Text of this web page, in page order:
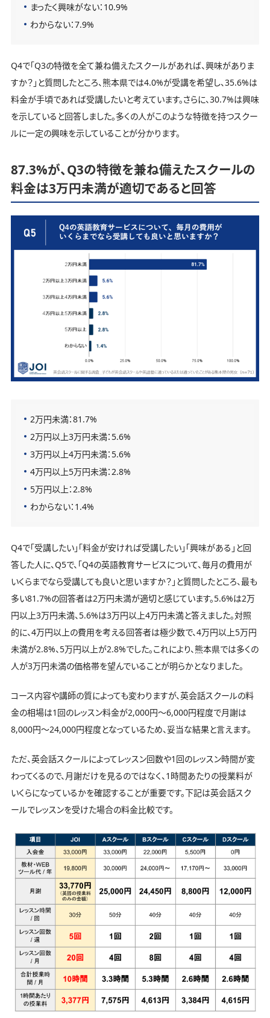
まったく興味がない：10.9%
わからない：7.9%
Q4で「Q3の特徴を全て兼ね備えたスクールがあれば、興味がありま
すか？」と質問したところ、熊本県では4.0%が受講を希望し、35.6%は
料金が手頃であれば受講したいと考えています。さらに、30.7%は興味
を示していると回答しました。多くの人がこのような特徴を持つスクー
ルに一定の興味を示していることが分かります。
87.3%が、Q3の特徴を兼ね備えたスクールの
料金は3万円未満が適切であると回答
2万円未満：81.7%
2万円以上3万円未満：5.6%
3万円以上4万円未満：5.6%
4万円以上5万円未満：2.8%
5万円以上：2.8%
わからない：1.4%
Q4で「受講したい」「料金が安ければ受講したい」「興味がある」と回
答した人に、Q5で、「Q4の英語教育サービスについて、毎月の費用が
いくらまでなら受講しても良いと思いますか？」と質問したところ、最も
多い81.7%の回答者は2万円未満が適切と感じています。5.6%は2万
円以上3万円未満、5.6%は3万円以上4万円未満と答えました。対照
的に、4万円以上の費用を考える回答者は極少数で、4万円以上5万円
未満が2.8%、5万円以上が2.8%でした。これにより、熊本県では多くの
人が3万円未満の価格帯を望んでいることが明らかとなりました。
コース内容や講師の質によっても変わりますが、英会話スクールの料
金の相場は1回のレッスン料金が2,000円〜6,000円程度で月謝は
8,000円〜24,000円程度となっているため、妥当な結果と言えます。
ただ、英会話スクールによってレッスン回数や1回のレッスン時間が変
わってくるので、月謝だけを見るのではなく、1時間あたりの授業料が
いくらになっているかを確認することが重要です。下記は英会話スク
ールでレッスンを受けた場合の料金比較です。